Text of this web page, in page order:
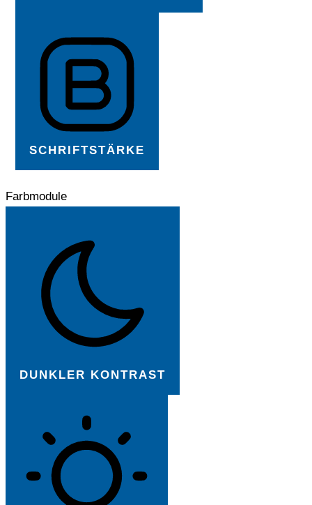
SCHRIFTSTÄRKE
Farbmodule
DUNKLER KONTRAST